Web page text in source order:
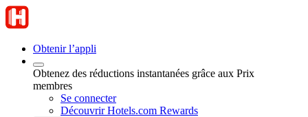
Obtenir l’appli
Obtenez des réductions instantanées grâce aux Prix
membres
Se connecter
Découvrir Hotels.com Rewards